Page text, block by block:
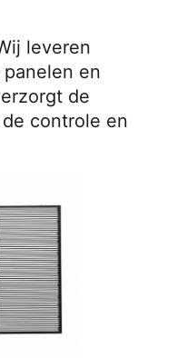
panelen en
de
controle en